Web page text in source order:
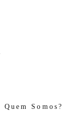
Quem Somos?